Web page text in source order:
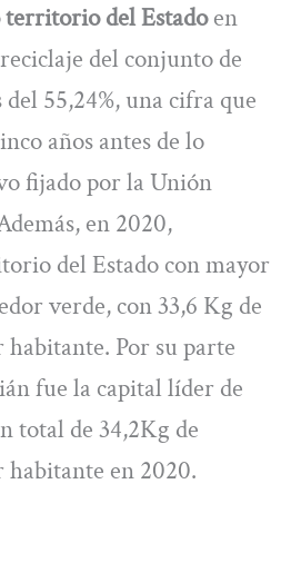
territorio del Estadoen
del conjunto de
55,24%, una cifra que
años antes de lo
fijado por la Unión
en 2020,
del Estado con mayor
verde, con 33,6 Kg de
habitante. Por su parte
fue la capital líder de
total de 34,2Kg de
habitante en 2020.